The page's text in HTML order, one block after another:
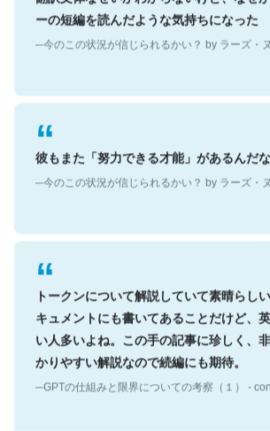
ーの短編を読んだような気持ちになった
─今のこの状況が信じられるかい？ by ラーズ・
彼もまた「努力できる才能」があるんだな
─今のこの状況が信じられるかい？ by ラーズ・
トークンについて解説していて素晴らし
キュメントにも書いてあることだけど、
い人多いよね。この手の記事に珍しく、
かりやすい解説なので続編にも期待。
─GPTの仕組みと限界についての考察（１） -